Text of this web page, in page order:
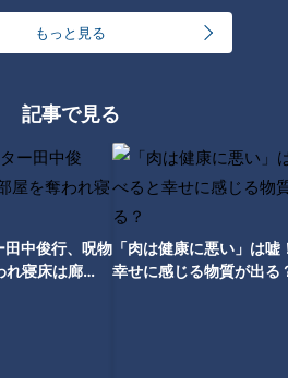
もっと見る
記事で見る
中俊行、呪物
寝床は廊
「肉は健康に悪い」は嘘
幸せに感じる物質が出る
、どれだけまとめられていても
162円に。
魚など、どの売り場でも値引きを知
さんによると「今日仕入れた商品を
スでやっています。明日は明日で新
とのこと。タチヤのモットーは“新